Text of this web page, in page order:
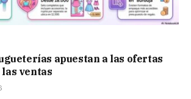
apuestan a las ofertas
ventas